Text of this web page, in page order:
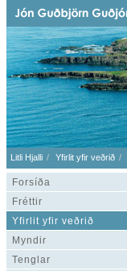
Litli Hjalli Yfirlit yfir veðrið
Forsíða
Fréttir
Yfirlit yfir veðrið
Myndir
Tenglar